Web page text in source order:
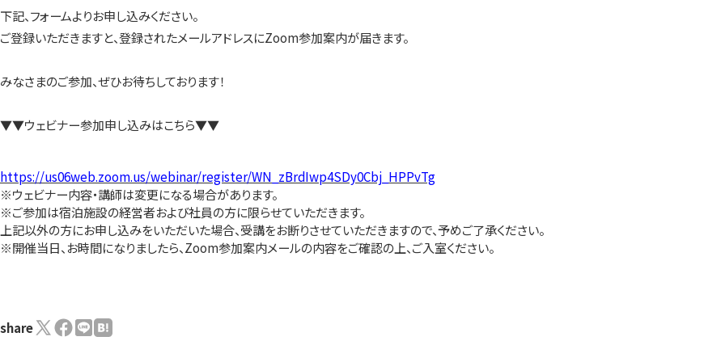
下記、フォームよりお申し込みください。
ご登録いただきますと、登録されたメールアドレスにZoom参加案内が届きます。
みなさまのご参加、ぜひお待ちしております！
▼▼ウェビナー参加申し込みはこちら▼▼
https://us06web.zoom.us/webinar/register/WN_zBrdIwp4SDy0Cbj_HPPvTg
※ウェビナー内容・講師は変更になる場合があります。
※ご参加は宿泊施設の経営者および社員の方に限らせていただきます。
上記以外の方にお申し込みをいただいた場合、受講をお断りさせていただきますので、予めご了承ください。
※開催当日、お時間になりましたら、Zoom参加案内メールの内容をご確認の上、ご入室ください。
share